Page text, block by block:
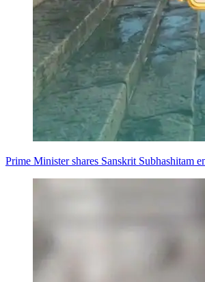
Prime Minister shares Sanskrit Subhashitam